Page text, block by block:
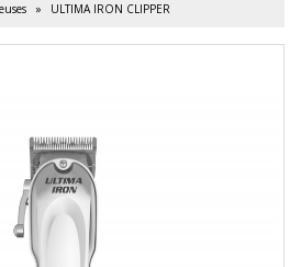
ULTIMA IRON CLIPPER